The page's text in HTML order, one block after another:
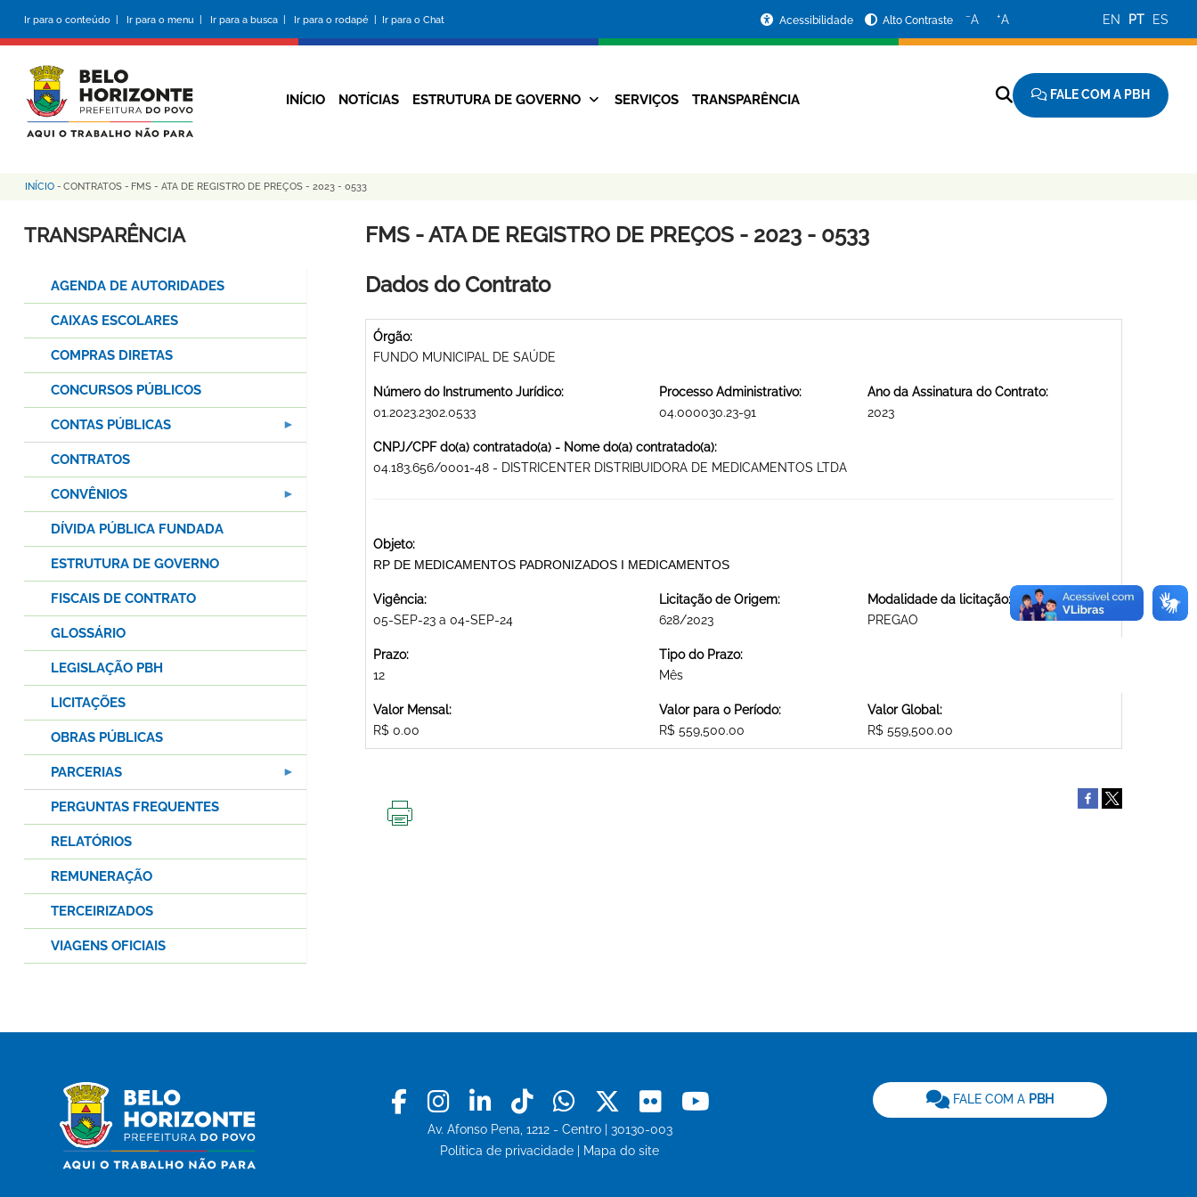
conteúdo
principal
Ir para o conteúdo | Ir para o menu | Ir para a busca | Ir para o rodapé | Ir para o Chat
da
Prefeitura
Acessibilidade Alto Contraste −A +A EN PT ES
Navegação
INÍCIO NOTÍCIAS ESTRUTURA DE GOVERNO SERVIÇOS TRANSPARÊNCIA FALE COM A PBH
Trilha
de
INÍCIO - CONTRATOS - FMS - ATA DE REGISTRO DE PREÇOS - 2023 - 0533
FMS - ATA DE REGISTRO DE PREÇOS - 2023 - 0533
Dados do Contrato
Órgão:
FUNDO MUNICIPAL DE SAÚDE
Número do Instrumento Jurídico:
01.2023.2302.0533
Processo Administrativo:
04.000030.23-91
Ano da Assinatura do Contrato:
2023
CNPJ/CPF do(a) contratado(a) - Nome do(a) contratado(a):
04.183.656/0001-48 - DISTRICENTER DISTRIBUIDORA DE MEDICAMENTOS LTDA
Objeto:
RP DE MEDICAMENTOS PADRONIZADOS I MEDICAMENTOS
Vigência:
05-SEP-23 a 04-SEP-24
Licitação de Origem:
628/2023
Modalidade da licitação:
PREGAO
Prazo:
12
Tipo do Prazo:
Mês
Valor Mensal:
R$ 0.00
Valor para o Período:
R$ 559,500.00
Valor Global:
R$ 559,500.00
TRANSPARÊNCIA
AGENDA DE AUTORIDADES
CAIXAS ESCOLARES
COMPRAS DIRETAS
CONCURSOS PÚBLICOS
CONTAS PÚBLICAS
CONTRATOS
CONVÊNIOS
DÍVIDA PÚBLICA FUNDADA
ESTRUTURA DE GOVERNO
FISCAIS DE CONTRATO
GLOSSÁRIO
LEGISLAÇÃO PBH
LICITAÇÕES
OBRAS PÚBLICAS
PARCERIAS
PERGUNTAS FREQUENTES
RELATÓRIOS
REMUNERAÇÃO
TERCEIRIZADOS
VIAGENS OFICIAIS
Facebook
Instagram
LinkedinTiktokWhatsapp
X Flickr
Av. Afonso Pena, 1212 - Centro | 30130-003
Política de privacidade
Mapa do site
FALE COM A PBH